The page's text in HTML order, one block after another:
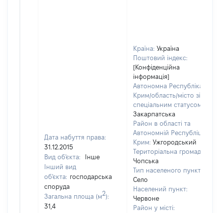
Дата набуття права:
31.12.2015
Вид об'єкта:
Інше
Інший вид
об'єкта: господарська
споруда
Загальна площа (м2):
31,4
Країна: Україна
Поштовий індекс:
[Конфіденційна
інформація]
Автономна Республіка
Крим/область/місто зі
спеціальним статусом:
Закарпатська
Район в області та
Автономній Республіці
Крим: Ужгородський
Територіальна громада:
Чопська
Тип населеного пункту:
Село
Населений пункт:
Червоне
Район у місті: